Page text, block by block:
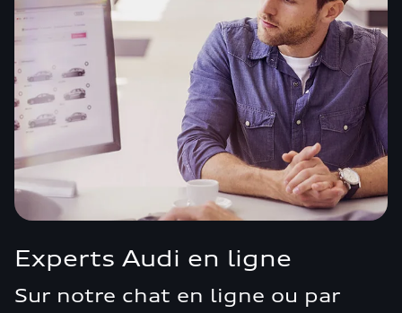
Experts Audi en ligne
Sur notre chat en ligne ou par